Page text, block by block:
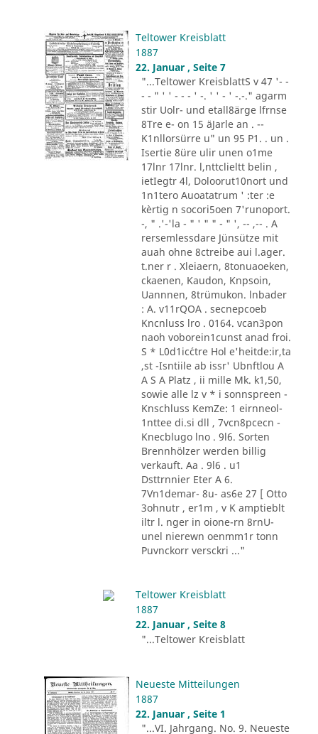
Teltower Kreisblatt
1887
22. Januar , Seite 7
"...Teltower KreisblattS v 47 '- -
- - " ' ' - - - ' -. ' ' - ' -.-." agarm
stir Uolr- und etall8ärge lfrnse
8Tre e- on 15 äJarle an . --
K1nllorsürre u" un 95 P1. . un .
Isertie 8üre ulir unen o1me
17lnr 17lnr. l,nttclieltt belin ,
ietIegtr 4l, Doloorut10nort und
1n1tero Auoatatrum ' :ter :e
kèrtig n socori5oen 7'runoport.
-, " .'-'la - " ' " " - " ', -- ,-- . A
rersemlessdare Jünsütze mit
auah ohne 8ctreibe aui l.ager.
t.ner r . Xleiaern, 8tonuaoeken,
ckaenen, Kaudon, Knpsoin,
Uannnen, 8trümukon. lnbader
: A. v11rQOA . secnepcoeb
Kncnluss lro . 0164. vcan3pon
naoh voborein1cunst anad froi.
S * L0d1ic´ctre Hol e'heitde:ir,ta
,st -Isntiile ab issr' Ubnftlou A
A S A Platz , ii mille Mk. k1,50,
sowie alle lz v * i sonnspreen -
Knschluss KemZe: 1 eirnneol-
1nttee di.si dll , 7vcn8pcecn -
Knecblugo lno . 9l6. Sorten
Brennhölzer werden billig
verkauft. Aa . 9l6 . u1
Dsttrnnier Eter A 6.
7Vn1demar- 8u- as6e 27 [ Otto
3ohnutr , er1m , v K amptieblt
iltr l. nger in oione-rn 8rnU-
unel nierewn oenmm1r tonn
Puvnckorr versckri ..."
Teltower Kreisblatt
1887
22. Januar , Seite 8
"...Teltower Kreisblatt
Neueste Mitteilungen
1887
22. Januar , Seite 1
"...VI. Jahrgang. No. 9. Neueste